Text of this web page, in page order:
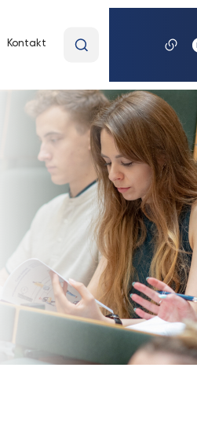
Kontakt
wyszukiwaną